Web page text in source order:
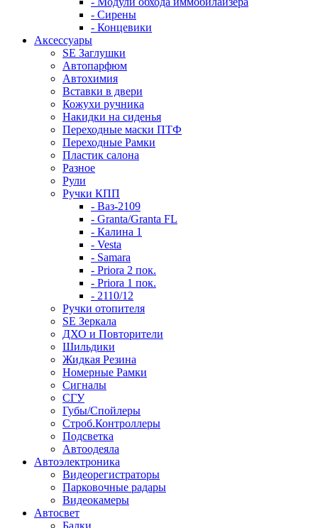
- Сирены
- Концевики
Аксессуары
SE Заглушки
Автопарфюм
Автохимия
Вставки в двери
Кожухи ручника
Накидки на сиденья
Переходные маски ПТФ
Переходные Рамки
Пластик салона
Разное
Рули
Ручки КПП
- Ваз-2109
- Granta/Granta FL
- Калина 1
- Vesta
- Samara
- Priora 2 пок.
- Priora 1 пок.
- 2110/12
Ручки отопителя
SE Зеркала
ДХО и Повторители
Шильдики
Жидкая Резина
Номерные Рамки
Сигналы
СГУ
Губы/Спойлеры
Строб.Контроллеры
Подсветка
Автоодеяла
Автоэлектроника
Видеорегистраторы
Парковочные радары
Видеокамеры
Автосвет
Балки